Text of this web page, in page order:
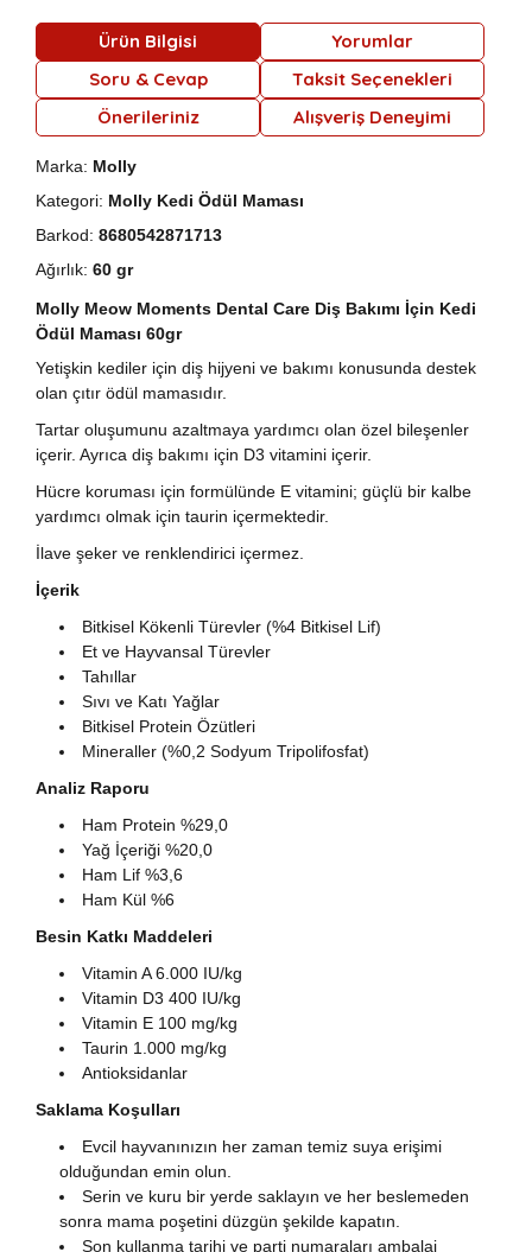
Ürün Bilgisi
Yorumlar
Soru & Cevap
Taksit Seçenekleri
Önerileriniz
Alışveriş Deneyimi
Marka: Molly
Kategori: Molly Kedi Ödül Maması
Barkod: 8680542871713
Ağırlık: 60 gr
Molly Meow Moments Dental Care Diş Bakımı İçin Kedi
Ödül Maması 60gr
Yetişkin kediler için diş hijyeni ve bakımı konusunda destek
olan çıtır ödül mamasıdır.
Tartar oluşumunu azaltmaya yardımcı olan özel bileşenler
içerir. Ayrıca diş bakımı için D3 vitamini içerir.
Hücre koruması için formülünde E vitamini; güçlü bir kalbe
yardımcı olmak için taurin içermektedir.
İlave şeker ve renklendirici içermez.
​İçerik
Bitkisel Kökenli Türevler (%4 Bitkisel Lif)
Et ve Hayvansal Türevler
Tahıllar
Sıvı ve Katı Yağlar
Bitkisel Protein Özütleri
Mineraller (%0,2 Sodyum Tripolifosfat)
Analiz Raporu
Ham Protein %29,0
Yağ İçeriği %20,0
​Ham Lif %3,6
Ham Kül %6
Besin Katkı Maddeleri
Vitamin A 6.000 IU/kg
Vitamin D3 400 IU/kg
Vitamin E 100 mg/kg
Taurin 1.000 mg/kg
Antioksidanlar
Saklama Koşulları
Evcil hayvanınızın her zaman temiz suya erişimi
olduğundan emin olun.
Serin ve kuru bir yerde saklayın ve her beslemeden
sonra mama poşetini düzgün şekilde kapatın.
Son kullanma tarihi ve parti numaraları ambalaj